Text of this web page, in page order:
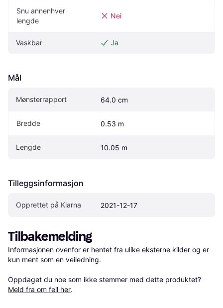
Snu annenhver
lengde
Nei
Vaskbar Ja
Mål
Mønsterrapport 64.0 cm
Bredde 0.53 m
Lengde 10.05 m
Tilleggsinformasjon
Opprettet på Klarna 2021-12-17
Tilbakemelding
Informasjonen ovenfor er hentet fra ulike eksterne kilder og er
kun ment som en veiledning.
Oppdaget du noe som ikke stemmer med dette produktet?
Meld fra om feil her.